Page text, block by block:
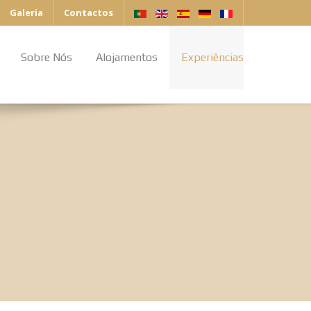
Galeria Contactos
Sobre Nós Alojamentos Experiências